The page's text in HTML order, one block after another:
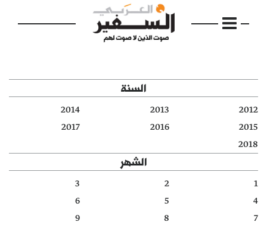
الرئيسية
مواضيع
السنة
2012
2013
2014
2015
2016
2017
2018
الشهر
1
2
3
4
5
6
7
8
9